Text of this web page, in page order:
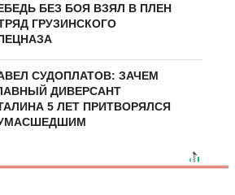
БЕЗ БОЯ ВЗЯЛ В ПЛЕН
ГРУЗИНСКОГО
СУДОПЛАТОВ: ЗАЧЕМ
ДИВЕРСАНТ
5 ЛЕТ ПРИТВОРЯЛСЯ